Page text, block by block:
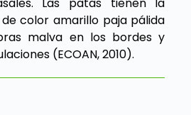
color amarillo paja pálida
malva en los bordes y
(ECOAN, 2010).